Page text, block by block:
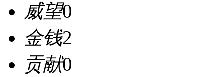
威望0
金钱2
贡献0